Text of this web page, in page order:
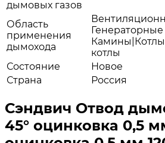
дымовых газов
Область
применения
дымохода
Генераторные
котлы
Состояние
Новое
Страна
Россия
Сэндвич Отвод
45° оцинковка 0,5